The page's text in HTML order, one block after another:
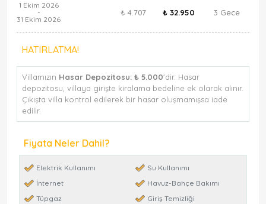
1 Ekim 2026
-
31 Ekim 2026
₺ 4.707 ₺ 32.950 3 Gece
HATIRLATMA!
Villamızın Hasar Depozitosu: ₺ 5.000'dir. Hasar
depozitosu, villaya girişte kiralama bedeline ek olarak alınır.
Çıkışta villa kontrol edilerek bir hasar oluşmamışsa iade
edilir.
Fiyata Neler Dahil?
Elektrik Kullanımı
Su Kullanımı
İnternet
Havuz-Bahçe Bakımı
Tüpgaz
Giriş Temizliği